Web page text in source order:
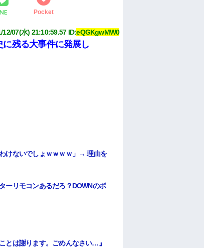
Pocket
12/07(水) 21:10:59.57 ID:eQGKgwMW0
残る大事件に発展し
けないでしょｗｗｗｗ」→ 理由を
ーリモコンあるだろ？DOWNのボ
とは謝ります。ごめんなさい…』